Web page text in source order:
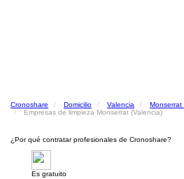
Cronoshare Domicilio Valencia Monserrat
Empresas de limpieza Monserrat (Valencia)
¿Por qué contratar profesionales de Cronoshare?
Es gratuito